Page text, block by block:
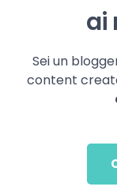
ai
Sei un
content